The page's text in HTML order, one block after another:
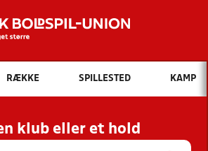
Hvad vil du søge efter?
INDHOLD OG NYHEDER
RESULTATER, KLUBBER OG
HOLD
RÆKKE SPILLESTED KAMP
klub eller et hold